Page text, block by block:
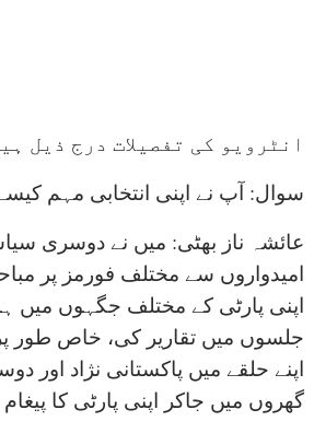
:انٹرویو کی تفصیلات درج ذیل
سوال: آپ نے اپنی انتخابی مہم
عائشہ ناز بھٹی: میں نے دوسری
امیدواروں سے مختلف فورمز پر
اپنی پارٹی کے مختلف جگہوں میں
جلسوں میں تقاریر کی، خاص طور
اپنے حلقے میں پاکستانی نژاد اور
گھروں میں جاکر اپنی پارٹی کا پیغام